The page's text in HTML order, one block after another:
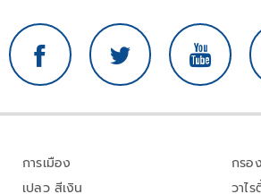
การเมือง
เปลว สีเงิน
กรอ
วาไร